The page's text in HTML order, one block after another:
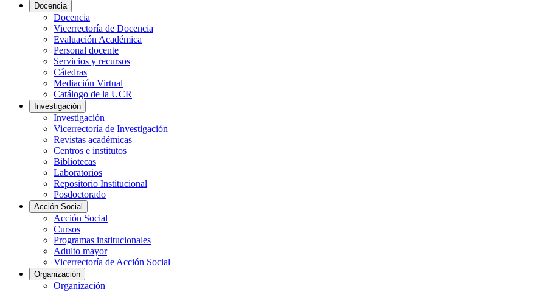
Docencia
Docencia
Vicerrectoría de Docencia
Evaluación Académica
Personal docente
Servicios y recursos
Cátedras
Mediación Virtual
Catálogo de la UCR
Investigación
Investigación
Vicerrectoría de Investigación
Revistas académicas
Centros e institutos
Bibliotecas
Laboratorios
Repositorio Institucional
Posdoctorado
Acción Social
Acción Social
Cursos
Programas institucionales
Adulto mayor
Vicerrectoría de Acción Social
Organización
Organización